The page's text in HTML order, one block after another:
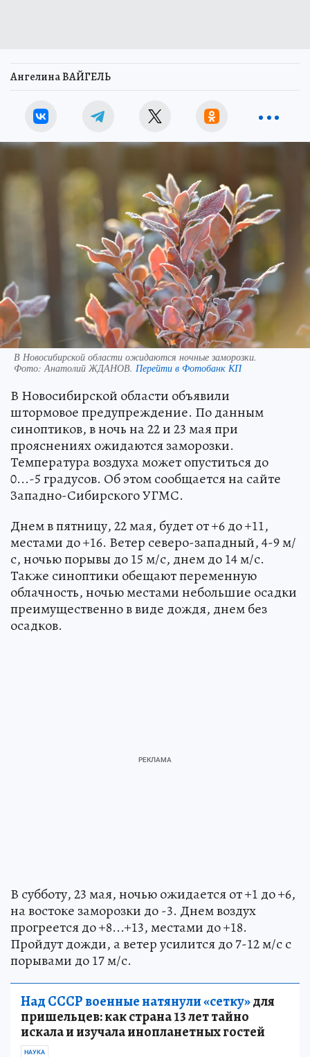
Ангелина ВАЙГЕЛЬ
В Новосибирской области ожидаются ночные заморозки.
Фото:Анатолий ЖДАНОВ. Перейти в Фотобанк КП
В Новосибирской области объявили
штормовое предупреждение. По данным
синоптиков, в ночь на 22 и 23 мая при
прояснениях ожидаются заморозки.
Температура воздуха может опуститься до
0...-5 градусов. Об этом сообщается на сайте
Западно-Сибирского УГМС.
Днем в пятницу, 22 мая, будет от +6 до +11,
местами до +16. Ветер северо-западный, 4-9 м/
с, ночью порывы до 15 м/с, днем до 14 м/с.
Также синоптики обещают переменную
облачность, ночью местами небольшие осадки
преимущественно в виде дождя, днем без
осадков.
В субботу, 23 мая, ночью ожидается от +1 до +6,
на востоке заморозки до -3. Днем воздух
прогреется до +8...+13, местами до +18.
Пройдут дожди, а ветер усилится до 7-12 м/с с
порывами до 17 м/с.
Над СССР военные натянули «сетку»для
пришельцев: как страна 13 лет тайно
искала и изучала инопланетных гостей
НАУКА